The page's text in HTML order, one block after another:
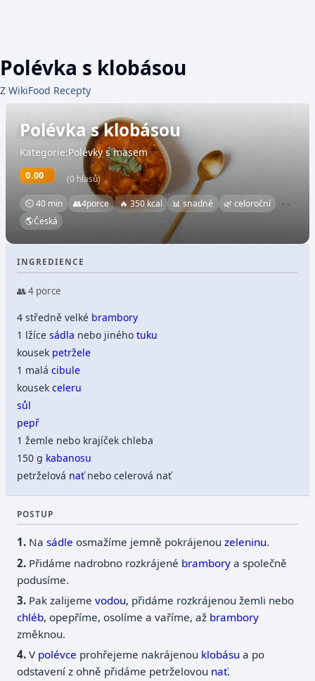
Polévka s klobásou
Z WikiFood Recepty
Polévka s klobásou
Kategorie:Polévky s masem
0.00 (0 hlasů)
⏲ 40 min 👥4porce 🔥 350 kcal 📊 snadné
🌿 celoroční
🌎Česká
INGREDIENCE
👥 4 porce
4 středně velké brambory
1 lžícesádla nebo jinéhotuku
kousek petržele
1 malácibule
kousekceleru
sůl
pepř
1 žemle nebo krajíček chleba
150 g kabanosu
petrželová naťnebo celerová nať
POSTUP
Nasádle osmažíme jemně pokrájenouzeleninu.
Přidáme nadrobno rozkrájené brambory a společně
podusíme.
Pak zalijemevodou, přidáme rozkrájenou žemli nebo
chléb, opepříme, osolíme a vaříme, až brambory
změknou.
V polévce prohřejeme nakrájenou klobásu a po
odstavení z ohně přidáme petrželovou nať.